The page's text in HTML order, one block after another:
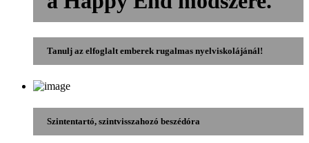
Tanulj az elfoglalt emberek rugalmas nyelviskolájánál!
Szintentartó, szintvisszahozó beszédóra